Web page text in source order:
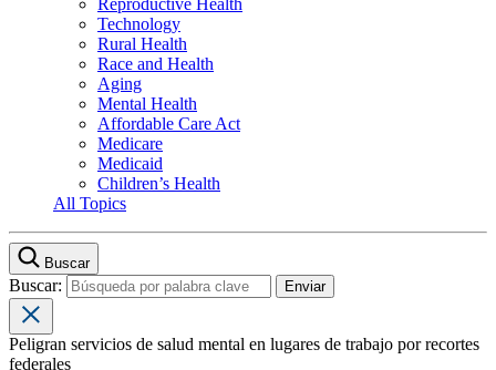
Technology
Rural Health
Race and Health
Aging
Mental Health
Affordable Care Act
Medicare
Medicaid
Children’s Health
All Topics
Buscar
Buscar:
Peligran servicios de salud mental en lugares de trabajo por recortes
federales